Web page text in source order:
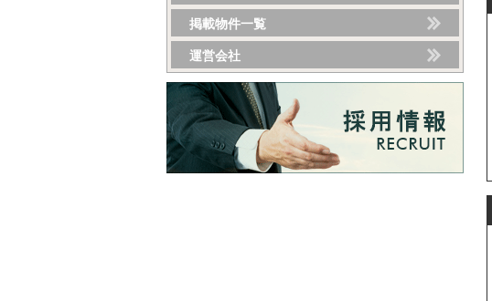
掲載物件一覧
運営会社